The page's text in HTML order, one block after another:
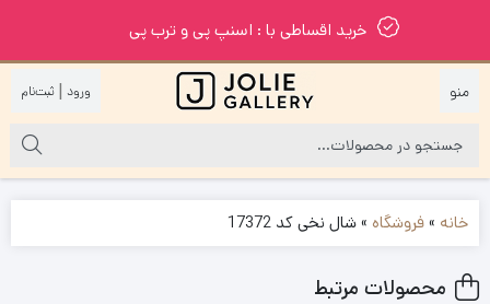
خرید اقساطی با : اسنپ پی و ترب پی
|
خانه »فروشگاه »شال نخی کد 17372
محصولات مرتبط